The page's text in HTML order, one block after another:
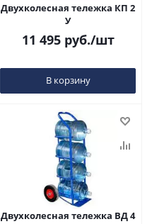
Двухколесная тележка КП 2
У
11 495руб./шт
В корзину
Двухколесная тележка ВД 4